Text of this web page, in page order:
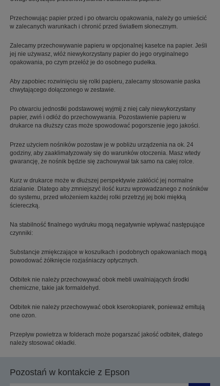
Przechowując papier przed i po otwarciu opakowania, należy go umieścić
w zalecanych warunkach i chronić przed światłem słonecznym.
Zalecamy przechowywanie papieru w opcjonalnej kasetce na papier. Jeśli
jej nie używasz, włóż niewykorzystany papier do jego oryginalnego
opakowania, po czym przełóż je do osobnego pudełka.
Aby zapobiec rozwinięciu się rolki papieru, zalecamy stosowanie paska
chwytającego dołączonego w zestawie.
Po otwarciu jednostki podstawowej wyjmij z niej cały niewykorzystany
papier, zwiń i odłóż do przechowywania. Pozostawienie papieru w
drukarce na dłuższy czas może spowodować pogorszenie jego jakości.
Przez użyciem nośników pozostaw je w pobliżu urządzenia na ok. 24
godziny, aby zaaklimatyzowały się do warunków otoczenia. Masz wtedy
gwarancję, że nośnik będzie się zachowywał tak samo na całej rolce.
Kurz w drukarce może w dłuższej perspektywie zakłócić jej normalne
działanie. Dlatego aby zmniejszyć ilość kurzu wprowadzanego z nośników
do systemu, przed włożeniem każdej rolki przetrzyj jej boki miękką
ściereczką.
Na stabilność finalnego wydruku mogą negatywnie wpływać następujące
czynniki:
Substancje zmiękczające w koszulkach i podobnych opakowaniach mogą
powodować żółknięcie rozjaśniaczy optycznych.
Odbitek nie należy przechowywać obok mebli uwalniających środki
chemiczne, takie jak formaldehyd.
Odbitek nie należy przechowywać obok kserokopiarek, ponieważ emitują
one ozon.
Przepływ powietrza w folderach może pogarszać jakość odbitek, dlatego
należy stosować okładki.
Pozostań w kontakcie z Epson